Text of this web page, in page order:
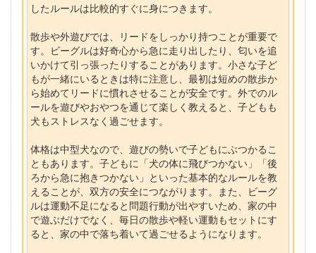
したルールは比較的すぐに身につきます。
散歩や外遊びでは、リードをしっかり持つことが重要で
す。ビーグルは好奇心から急に走り出したり、匂いを追
いかけて引っ張ったりすることがあります。小さな子ど
もが一緒にいるときは特に注意し、最初は短めの散歩か
ら始めてリードに慣れさせることが安全です。外でのル
ールを遊びやおやつを通じて楽しく教えると、子どもも
犬もストレスなく過ごせます。
体格は中型犬なので、遊びの勢いで子どもにぶつかるこ
ともあります。子どもに「犬の体に飛びつかない」「後
ろから急に抱きつかない」といった基本的なルールを教
えることが、双方の安全につながります。また、ビーグ
ルは運動不足になると問題行動が出やすいため、家の中
で遊ぶだけでなく、毎日の散歩や軽い運動もセットにす
ると、家の中で落ち着いて過ごせるようになります。